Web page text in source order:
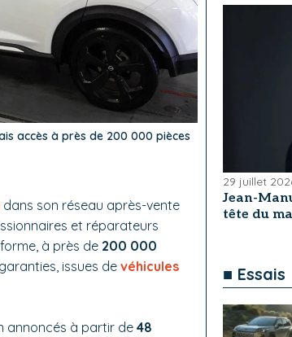
accès à près de 200 000 pièces
dans son réseau après-vente
et réparateurs
à près de 200 000
issues de véhicules
annoncés à partir de 48
29 juillet
Jean-
tête du
■ Essais